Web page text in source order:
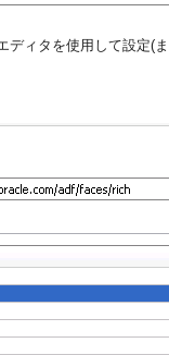
ディタを使用して設定(